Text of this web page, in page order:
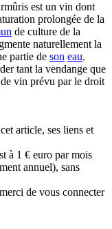
est un vin dont
prolongée de la
de culture de la
naturellement la
partie de son eau.
tant la vendange que
de vin prévu par le droit
article, ses liens et
à 1 € euro par mois
annuel), sans
de vous connecter